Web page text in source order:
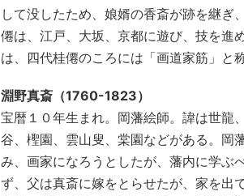
して没したため、娘婿の香斎が跡を継ぎ
僊は、江戸、大坂、京都に遊び、技を進
は、四代桂僊のころには「画道家筋」と
淵野真斎（1760-1823）
宝暦１０年生まれ。岡藩絵師。諱は世龍
谷、檉園、雲山叟、棠園などがある。岡
み、画家になろうとしたが、藩内に学ぶ
ず、父は真斎に嫁をとらせたが、家を出